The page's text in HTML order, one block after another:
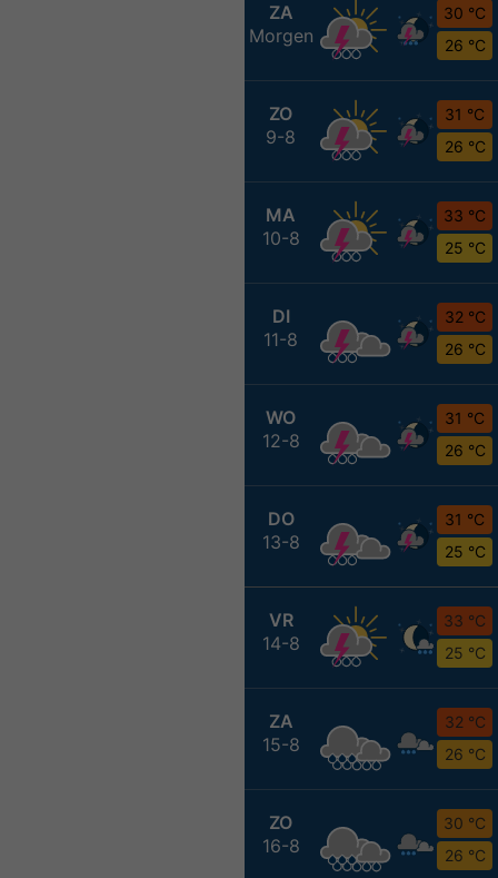
ZA
Morgen
30 °C
26 °C
ZO
9-8
31 °C
26 °C
MA
10-8
33 °C
25 °C
DI
11-8
32 °C
26 °C
WO
12-8
31 °C
26 °C
DO
13-8
31 °C
25 °C
VR
14-8
33 °C
25 °C
ZA
15-8
32 °C
26 °C
ZO
16-8
30 °C
26 °C